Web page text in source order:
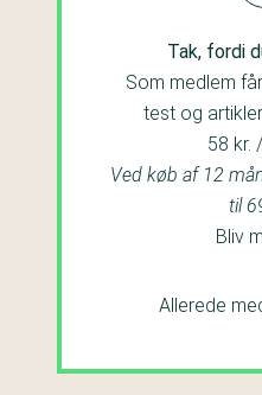
Tak, fordi
Som medlem
test og
58 kr.
Ved køb af 12
til
Bliv
Allerede